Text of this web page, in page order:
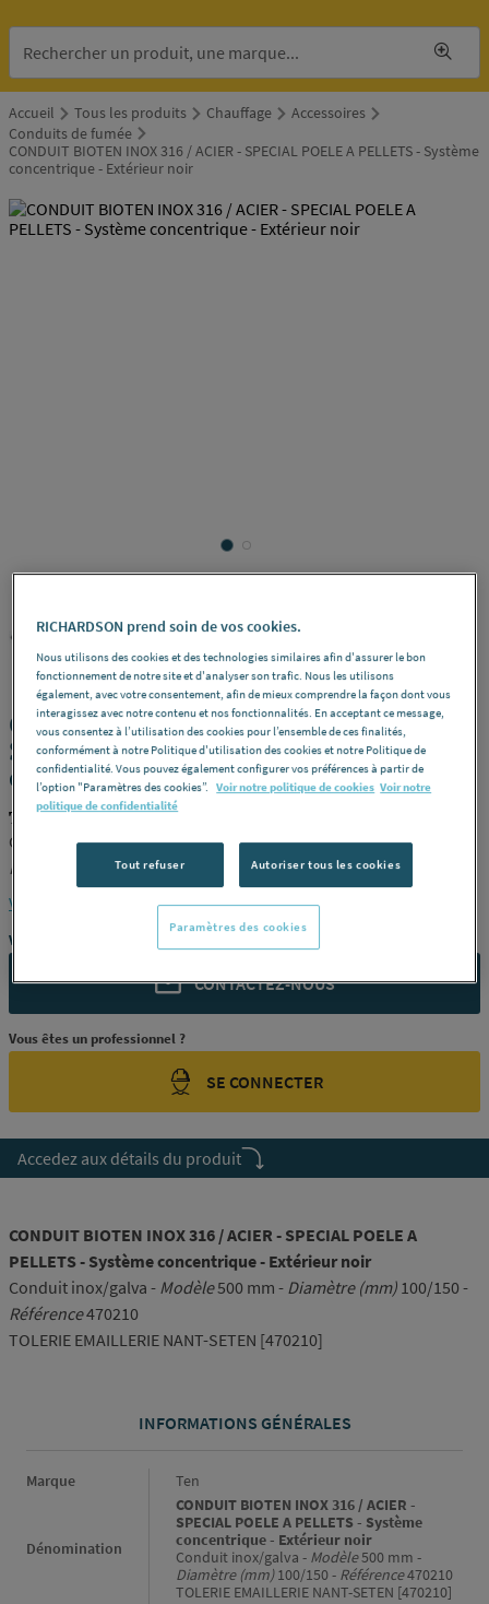
Accueil Tous les produits Chauffage
Accessoires
Conduits de fumée
CONDUIT BIOTEN INOX 316 / ACIER - SPECIAL POELE A PELLETS - Système
concentrique - Extérieur noir
TEN REF : 5525G
CONDUIT BIOTEN INOX 316 / ACIER -
SPECIAL POELE A PELLETS - Système
concentrique - Extérieur noir
TEN 470210
Conduit inox/galva -Modèle500 mm -Diamètre (mm)100/150 -
Référence
470210
Voir la description complète
Vous avez un projet ?
CONTACTEZ-NOUS
Vous êtes un professionnel ?
SE CONNECTER
Accedez aux détails du produit
CONDUIT BIOTEN INOX 316 / ACIER - SPECIAL POELE A
PELLETS - Système concentrique - Extérieur noir
Conduit inox/galva - Modèle500 mm - Diamètre (mm) 100/150 -
Référence470210
TOLERIE EMAILLERIE NANT-SETEN [470210]
INFORMATIONS GÉNÉRALES
Informations générales
Marque Ten
Dénomination
CONDUIT BIOTEN INOX 316 / ACIER -
SPECIAL POELE A PELLETS - Système
concentrique - Extérieur noir
Conduit inox/galva - Modèle500 mm -
Diamètre (mm)100/150 - Référence470210
TOLERIE EMAILLERIE NANT-SETEN [470210]
RICHARDSON prend soin de vos cookies.
Nous utilisons des cookies et des technologies similaires afin d'assurer le bon
fonctionnement de notre site et d'analyser son trafic. Nous les utilisons
également, avec votre consentement, afin de mieux comprendre la façon dont vous
interagissez avec notre contenu et nos fonctionnalités. En acceptant ce message,
vous consentez à l’utilisation des cookies pour l’ensemble de ces finalités,
conformément à notre Politique d'utilisation des cookies et notre Politique de
confidentialité. Vous pouvez également configurer vos préférences à partir de
l’option "Paramètres des cookies”. Voir notre politique de cookies Voir notre
politique de confidentialité
Tout refuser Autoriser tous les cookies
Paramètres des cookies